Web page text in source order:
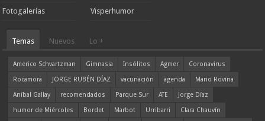
Fotogalerías Visperhumor
Temas Nuevos Lo +
Americo Schvartzman Gimnasia Insólitos Agmer
Coronavirus
Rocamora
JORGE RUBÉN DÍAZ vacunación agenda
Mario Rovina
Aníbal Gallay
recomendados Parque Sur ATE
Jorge Díaz
humor de Miércoles
Bordet Marbot Urribarri
Clara Chauvín